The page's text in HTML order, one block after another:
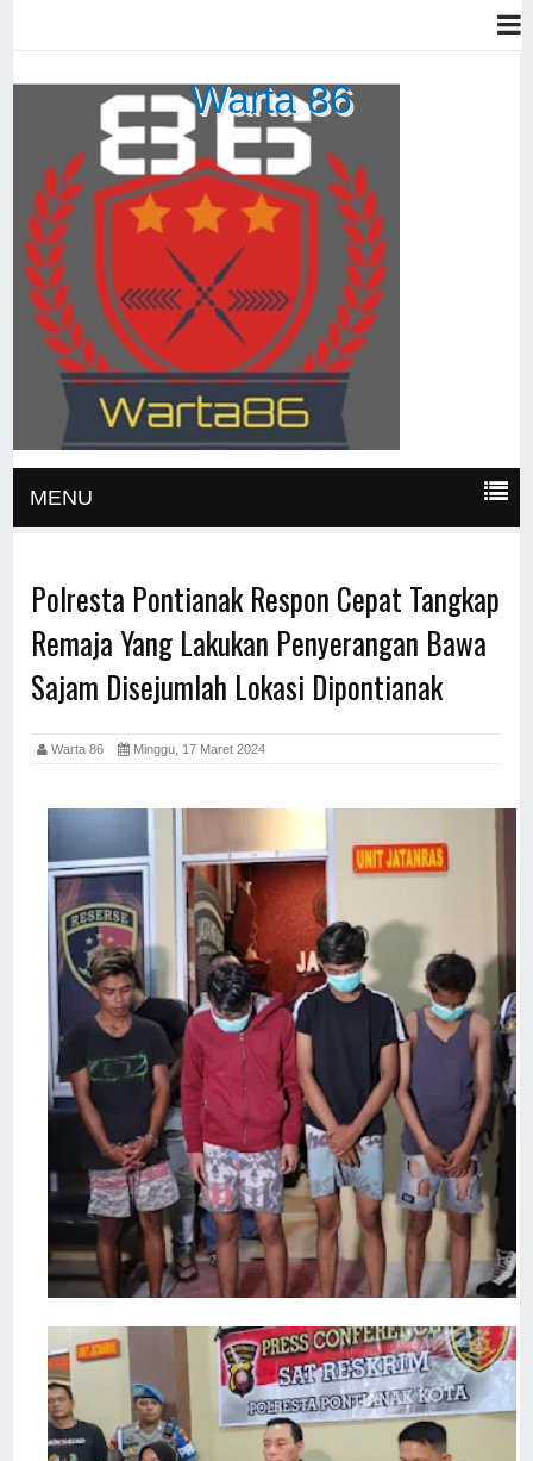
Warta 86
MENU
Polresta Pontianak Respon Cepat Tangkap
Remaja Yang Lakukan Penyerangan Bawa
Sajam Disejumlah Lokasi Dipontianak
Warta 86 Minggu, 17 Maret 2024